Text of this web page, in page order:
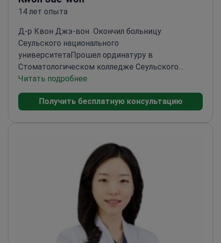
14 лет опыта
Д-р Квон Джэ-вон Окончил больницу
Сеульского национального
университетаПрошел ординатуру в
Стоматологическом колледже Сеульского
национального университета
Читать подробнее
Получить бесплатную консультацию